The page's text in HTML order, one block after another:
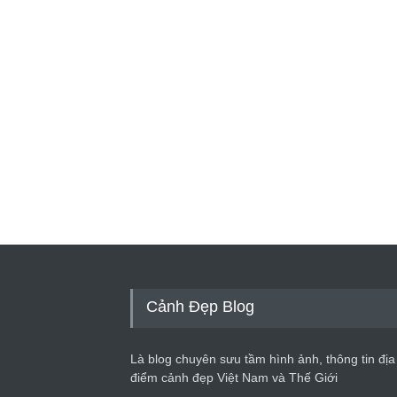
Cảnh Đẹp Blog
Là blog chuyên sưu tầm hình ảnh, thông tin địa
điểm cảnh đẹp Việt Nam và Thế Giới